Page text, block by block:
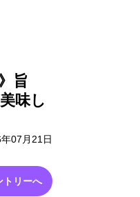
旨
味し
07月21日
トリーへ